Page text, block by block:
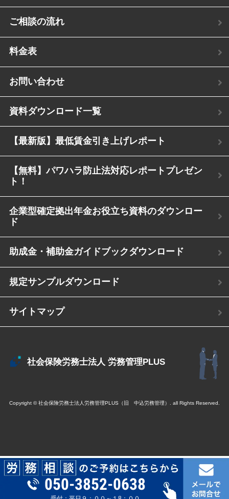
ご相談の流れ
料金表
お問い合わせ
資料ダウンロード一覧
【最新版】最低賃金引き上げレポート
【無料】パワハラ防止法対応レポートプレゼン
ト！
企業型確定拠出年金お役立ち資料のダウンロー
ド
助成金・補助金ガイドブックダウンロード
規定サンプルダウンロード
サイトマップ
社会保険労務士法人 労務管理PLUS
Copyright © 社会保険労務士法人労務管理PLUS（旧 中込労務管理）. all Rights Reserved.
050-3852-0638